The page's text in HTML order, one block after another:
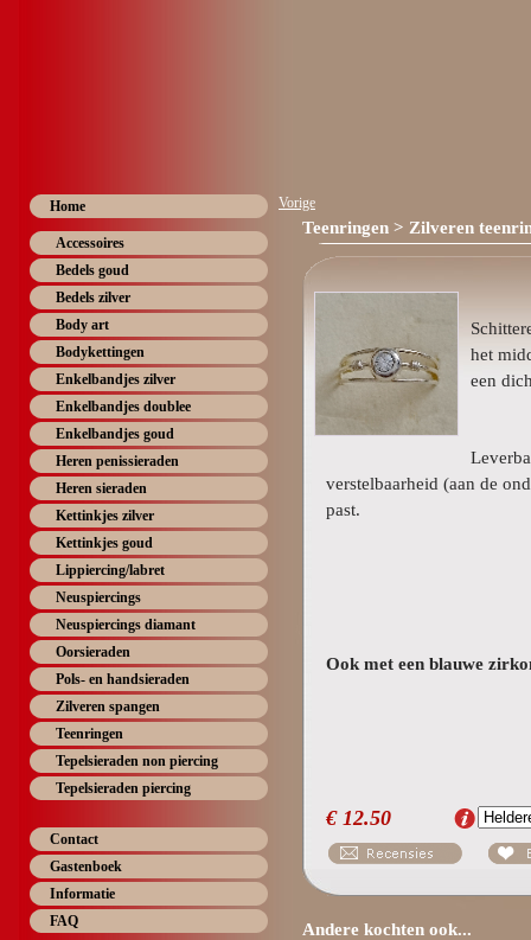
Home
Accessoires
Bedels goud
Bedels zilver
Body art
Bodykettingen
Enkelbandjes zilver
Enkelbandjes doublee
Enkelbandjes goud
Heren penissieraden
Heren sieraden
Kettinkjes zilver
Kettinkjes goud
Lippiercing/labret
Neuspiercings
Neuspiercings diamant
Oorsieraden
Pols- en handsieraden
Zilveren spangen
Teenringen
Tepelsieraden non piercing
Tepelsieraden piercing
Contact
Gastenboek
Informatie
FAQ
Vorige
Teenringen > Zilveren
het
een
verstelbaarheid (aan de
past.
Ook met een blauwe
€ 12.50
Andere kochten ook...